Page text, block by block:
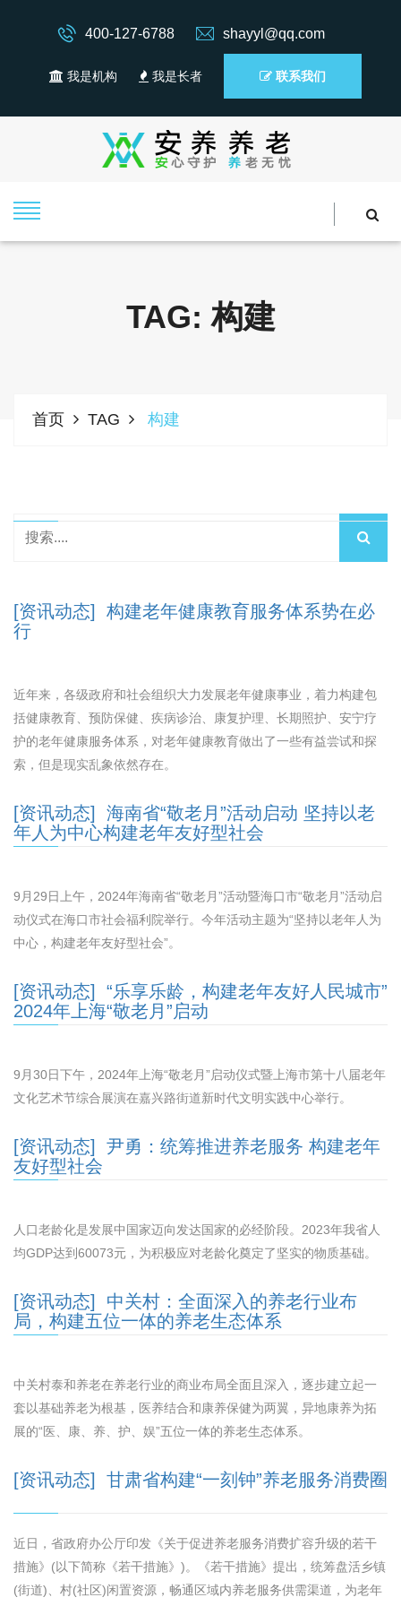
400-127-6788 shayyl@qq.com
我是机构 我是长者 联系我们
TAG: 构建
首页 TAG 构建
[资讯动态] 构建老年健康教育服务体系势在必
行
近年来，各级政府和社会组织大力发展老年健康事业，着力构建包
括健康教育、预防保健、疾病诊治、康复护理、长期照护、安宁疗
护的老年健康服务体系，对老年健康教育做出了一些有益尝试和探
索，但是现实乱象依然存在。
[资讯动态] 海南省“敬老月”活动启动 坚持以老
年人为中心构建老年友好型社会
9月29日上午，2024年海南省“敬老月”活动暨海口市“敬老月”活动启
动仪式在海口市社会福利院举行。今年活动主题为“坚持以老年人为
中心，构建老年友好型社会”。
[资讯动态] “乐享乐龄，构建老年友好人民城市”
2024年上海“敬老月”启动
9月30日下午，2024年上海“敬老月”启动仪式暨上海市第十八届老年
文化艺术节综合展演在嘉兴路街道新时代文明实践中心举行。
[资讯动态] 尹勇：统筹推进养老服务 构建老年
友好型社会
人口老龄化是发展中国家迈向发达国家的必经阶段。2023年我省人
均GDP达到60073元，为积极应对老龄化奠定了坚实的物质基础。
[资讯动态] 中关村：全面深入的养老行业布
局，构建五位一体的养老生态体系
中关村泰和养老在养老行业的商业布局全面且深入，逐步建立起一
套以基础养老为根基，医养结合和康养保健为两翼，异地康养为拓
展的“医、康、养、护、娱”五位一体的养老生态体系。
[资讯动态] 甘肃省构建“一刻钟”养老服务消费圈
近日，省政府办公厅印发《关于促进养老服务消费扩容升级的若干
措施》(以下简称《若干措施》)。《若干措施》提出，统筹盘活乡镇
(街道)、村(社区)闲置资源，畅通区域内养老服务供需渠道，为老年